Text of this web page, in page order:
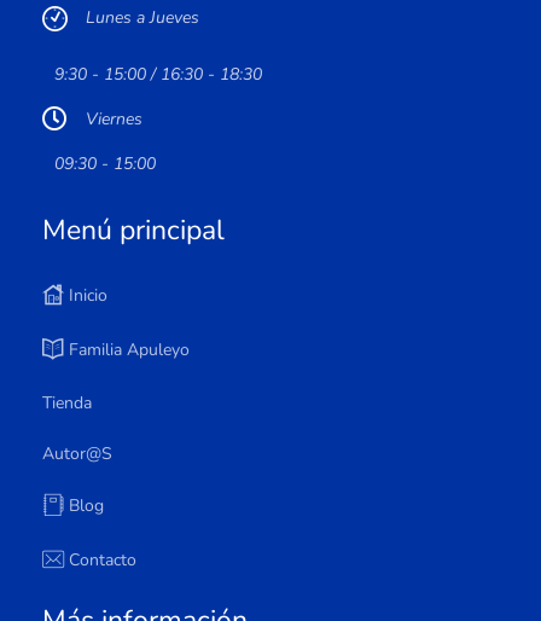
Lunes a Jueves
9:30 - 15:00 / 16:30 - 18:30
Viernes
09:30 - 15:00
Menú principal
Inicio
Familia Apuleyo
Tienda
Autor@s
Blog
Contacto